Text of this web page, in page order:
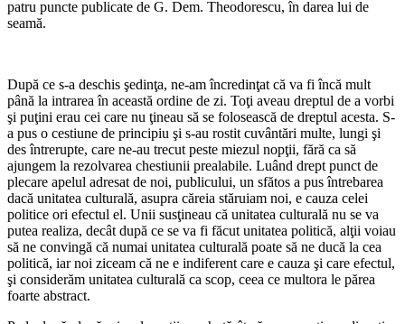
patru puncte publicate de G. Dem. Theodorescu, în darea lui de
seamă.
După ce s-a deschis şedinţa, ne-am încredinţat că va fi încă mult
până la intrarea în această ordine de zi. Toţi aveau dreptul de a vorbi
şi puţini erau cei care nu ţineau să se folosească de dreptul acesta. S-
a pus o cestiune de principiu şi s-au rostit cuvântări multe, lungi şi
des întrerupte, care ne-au trecut peste miezul nopţii, fără ca să
ajungem la rezolvarea chestiunii prealabile. Luând drept punct de
plecare apelul adresat de noi, publicului, un sfătos a pus întrebarea
dacă unitatea culturală, asupra căreia stăruiam noi, e cauza celei
politice ori efectul el. Unii susţineau că unitatea culturală nu se va
putea realiza, decât după ce se va fi făcut unitatea politică, alţii voiau
să ne convingă că numai unitatea culturală poate să ne ducă la cea
politică, iar noi ziceam că ne e indiferent care e cauza şi care efectul,
şi considerăm unitatea culturală ca scop, ceea ce multora le părea
foarte abstract.